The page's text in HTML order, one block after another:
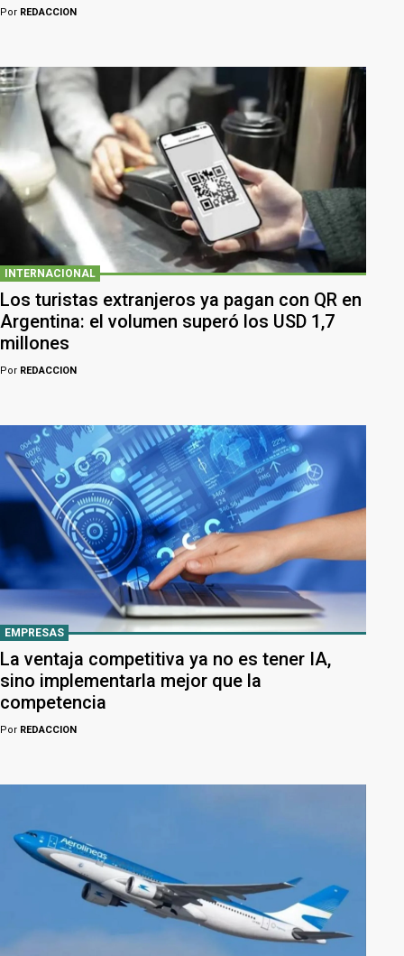
Por REDACCION
INTERNACIONAL
Los turistas extranjeros ya pagan con QR en
Argentina: el volumen superó los USD 1,7
millones
Por REDACCION
EMPRESAS
La ventaja competitiva ya no es tener IA,
sino implementarla mejor que la
competencia
Por REDACCION